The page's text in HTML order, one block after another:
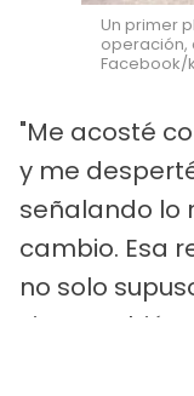
Un primer
operación,
Facebook/
"Me acosté
y me
señalando lo
cambio. Esa
no solo
sino también